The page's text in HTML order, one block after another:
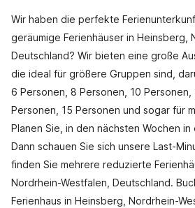
Wir haben die perfekte
geräumige Ferienhäuser in Heinsberg,
Deutschland? Wir bieten eine große
die ideal für größere Gruppen sind,
6 Personen, 8 Personen, 10 Personen,
Personen, 15 Personen und sogar für
Planen Sie, in den nächsten Wochen
Dann schauen Sie sich unsere Last-
finden Sie mehrere reduzierte
Nordrhein-Westfalen, Deutschland.
Ferienhaus in Heinsberg, Nordrhein-